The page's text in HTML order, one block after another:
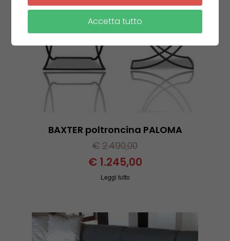
BAXTER poltroncina PALOMA
€ 2.490,00
€ 1.245,00
Leggi tutto
Accetta tutto